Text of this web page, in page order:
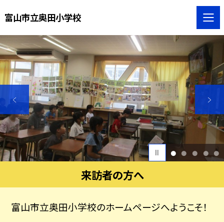
富山市立奥田小学校
1 2 3 4 5
来訪者の方へ
富山市立奥田小学校のホームページへようこそ！